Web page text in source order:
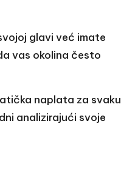
glavi već imate
vas okolina često
naplata za svaku
analizirajući svoje